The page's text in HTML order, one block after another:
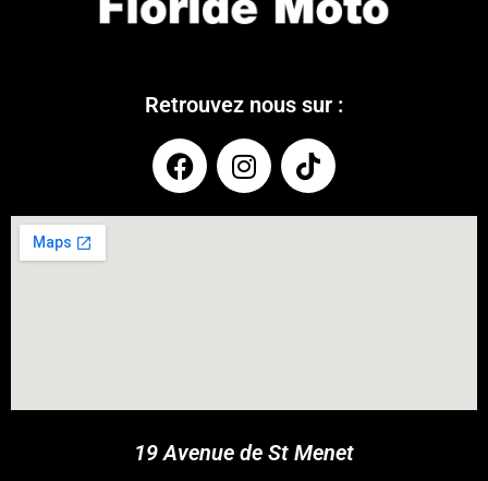
Retrouvez nous sur :
19 Avenue de St Menet